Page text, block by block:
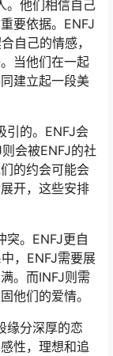
。他们相信自己
要依据。ENFJ
自己的情感，
当他们在一起
建立起一段美
引的。ENFJ会
会被ENFJ的社
的约会可能会
开，这些安排
突。ENFJ更自
，ENFJ需要展
。而INFJ则需
他们的爱情。
缘分深厚的恋
性，理想和追